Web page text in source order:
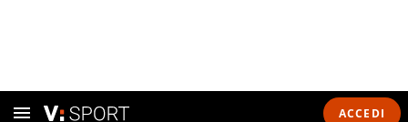
ACCEDI